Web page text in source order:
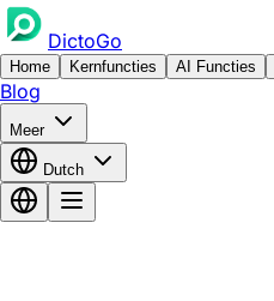
DictoGo
Home Kernfuncties AI Functies
Blog
Meer
Dutch